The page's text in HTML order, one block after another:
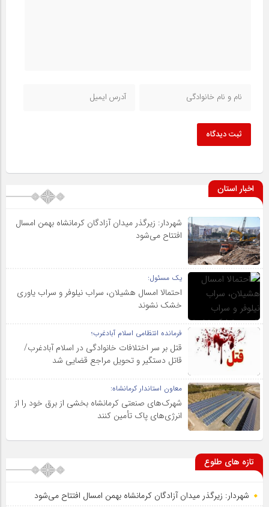
ثبت دیدگاه
اخبار استان
شهردار: زیرگذر میدان آزادگان کرمانشاه بهمن امسال
افتتاح می‌شود
یک مسئول:
احتمالا امسال هشیلان، سراب نیلوفر و سراب یاوری
خشک نشوند
فرمانده انتظامی اسلام آبادغرب؛
قتل بر سر اختلافات خانوادگی در اسلام آبادغرب/
قاتل دستگیر و تحویل مراجع قضایی شد
معاون استاندار کرمانشاه:
شهرک‌های صنعتی کرمانشاه بخشی از برق خود را از
انرژی‌های پاک تأمین کنند
تازه های طلوع
شهردار: زیرگذر میدان آزادگان کرمانشاه بهمن امسال افتتاح می‌شود